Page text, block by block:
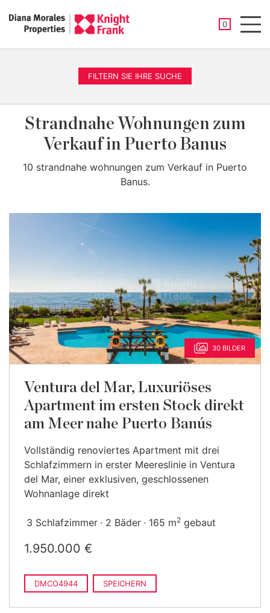
0
FILTERN SIE IHRE SUCHE
Strandnahe Wohnungen zum
Verkauf in Puerto Banus
10 strandnahe wohnungen zum Verkauf in Puerto
Banus.
30 BILDER
Ventura del Mar, Luxuriöses
Apartment im ersten Stock direkt
am Meer nahe Puerto Banús
Vollständig renoviertes Apartment mit drei
Schlafzimmern in erster Meereslinie in Ventura
del Mar, einer exklusiven, geschlossenen
Wohnanlage direkt
3 Schlafzimmer 2 Bäder 165 m2 gebaut
1.950.000 €
DMCO4944 SPEICHERN